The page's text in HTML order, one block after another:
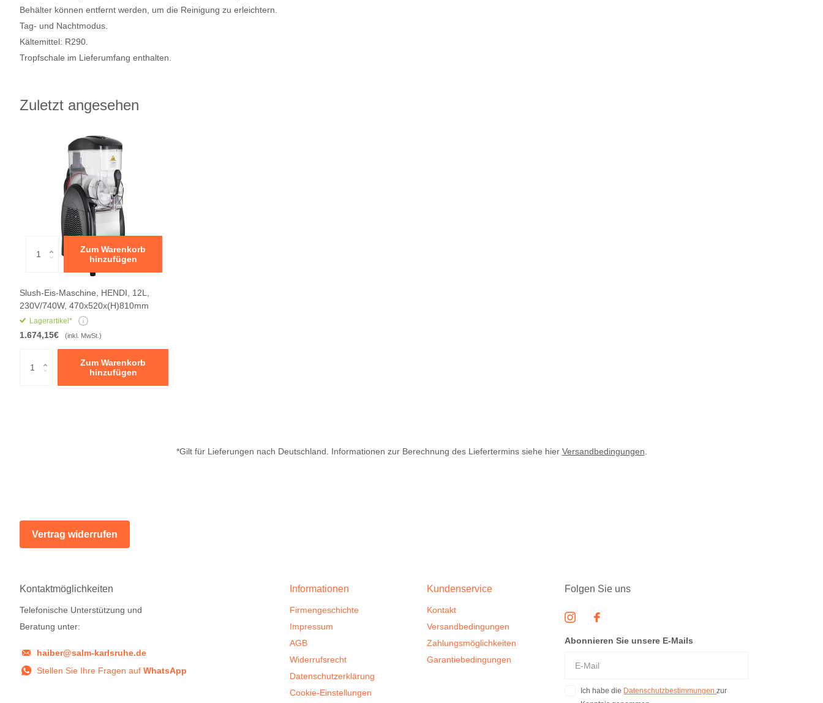
Behälter können entfernt werden, um die Reinigung zu erleichtern.
Tag- und Nachtmodus.
Kältemittel: R290.
Tropfschale im Lieferumfang enthalten.
Zuletzt angesehen
Zum Warenkorb
hinzufügen
Slush-Eis-Maschine, HENDI, 12L,
230V/740W, 470x520x(H)810mm
Lagerartikel*
1.674,15€ (inkl. MwSt.)
Zum Warenkorb
hinzufügen
*Gilt für Lieferungen nach Deutschland. Informationen zur Berechnung des Liefertermins siehe hier Versandbedingungen.
Vertrag widerrufen
Kontaktmöglichkeiten
Telefonische Unterstützung und
Beratung unter:
haiber@salm-karlsruhe.de
Stellen Sie Ihre Fragen auf WhatsApp
Informationen
Firmengeschichte
Impressum
AGB
Widerrufsrecht
Datenschutzerklärung
Cookie-Einstellungen
Kundenservice
Kontakt
Versandbedingungen
Zahlungsmöglichkeiten
Garantiebedingungen
Folgen Sie uns
Abonnieren Sie unsere E-Mails
Ich habe die Datenschutzbestimmungenzur